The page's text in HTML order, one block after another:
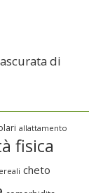
di
allattamento
fisica
cheto